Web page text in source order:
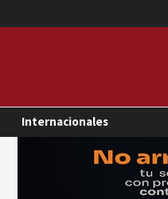
Internacionales